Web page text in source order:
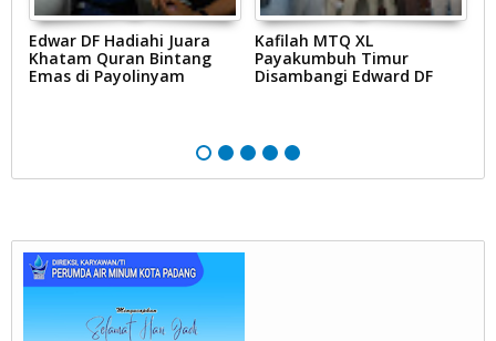
Edwar DF Hadiahi Juara
Khatam Quran Bintang
Emas di Payolinyam
Kafilah MTQ XL
Payakumbuh Timur
Disambangi Edward DF